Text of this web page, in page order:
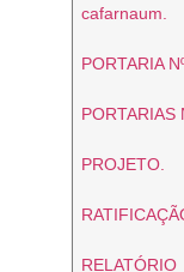
cafarnaum.
PORTARIA
PORTARIAS
PROJETO.